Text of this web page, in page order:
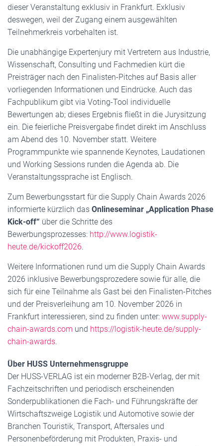
dieser Veranstaltung exklusiv in Frankfurt. Exklusiv
deswegen, weil der Zugang einem ausgewählten
Teilnehmerkreis vorbehalten ist.
Die unabhängige Expertenjury mit Vertretern aus Industrie,
Wissenschaft, Consulting und Fachmedien kürt die
Preisträger nach den Finalisten-Pitches auf Basis aller
vorliegenden Informationen und Eindrücke. Auch das
Fachpublikum gibt via Voting-Tool individuelle
Bewertungen ab; dieses Ergebnis fließt in die Jurysitzung
ein. Die feierliche Preisvergabe findet direkt im Anschluss
am Abend des 10. November statt. Weitere
Programmpunkte wie spannende Keynotes, Laudationen
und Working Sessions runden die Agenda ab. Die
Veranstaltungssprache ist Englisch.
Zum Bewerbungsstart für die Supply Chain Awards 2026
informierte kürzlich das Onlineseminar „Application Phase
Kick-off“ über die Schritte des
Bewerbungsprozesses: http://www.logistik-
heute.de/kickoff2026.
Weitere Informationen rund um die Supply Chain Awards
2026 inklusive Bewerbungsprozedere sowie für alle, die
sich für eine Teilnahme als Gast bei den Finalisten-Pitches
und der Preisverleihung am 10. November 2026 in
Frankfurt interessieren, sind zu finden unter: www.supply-
chain-awards.com und https://logistik-heute.de/supply-
chain-awards.
Über HUSS Unternehmensgruppe
Der HUSS-VERLAG ist ein moderner B2B-Verlag, der mit
Fachzeitschriften und periodisch erscheinenden
Sonderpublikationen die Fach- und Führungskräfte der
Wirtschaftszweige Logistik und Automotive sowie der
Branchen Touristik, Transport, Aftersales und
Personenbeförderung mit Produkten, Praxis- und